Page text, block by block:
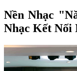
Nền Nhạc
Nhạc Kết Nối